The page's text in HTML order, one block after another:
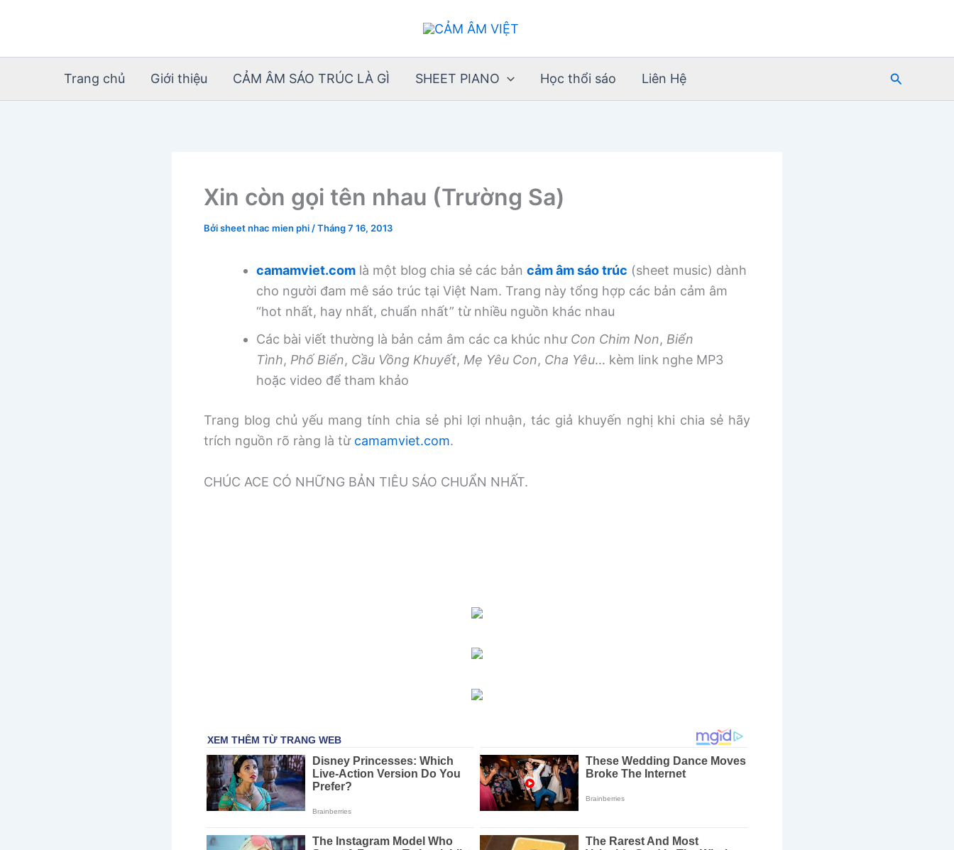
Trang chủ Giới thiệu CẢM ÂM SÁO TRÚC LÀ GÌ SHEET PIANO Học thổi sáo Liên Hệ
Tìm
Xin còn gọi tên nhau (Trường Sa)
Bởisheet nhac mien phi /Tháng 7 16, 2013
camamviet.com là một blog chia sẻ các bản cảm âm sáo trúc (sheet music) dành
cho người đam mê sáo trúc tại Việt Nam. Trang này tổng hợp các bản cảm âm
“hot nhất, hay nhất, chuẩn nhất” từ nhiều nguồn khác nhau
Các bài viết thường là bản cảm âm các ca khúc như Con Chim Non, Biển
Tình, Phố Biển, Cầu Vồng Khuyết, Mẹ Yêu Con, Cha Yêu… kèm link nghe MP3
hoặc video để tham khảo
Trang blog chủ yếu mang tính chia sẻ phi lợi nhuận, tác giả khuyến nghị khi chia sẻ hãy
trích nguồn rõ ràng là từ camamviet.com.
CHÚC ACE CÓ NHỮNG BẢN TIÊU SÁO CHUẨN NHẤT.